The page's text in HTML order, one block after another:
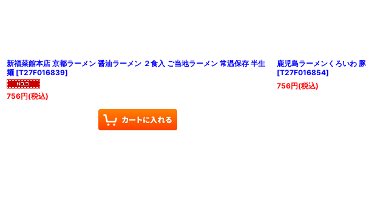
新福菜館本店 京都ラーメン 醤油ラーメン ２食入 ご当地ラーメン 常温保存 半生
麺 [T27F016839]
756円(税込)
鹿児島ラーメンくろいわ
[T27F016854]
756円(税込)